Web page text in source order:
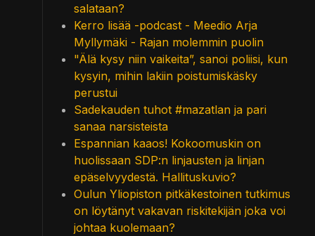
salataan?
Kerro lisää -podcast - Meedio Arja
Myllymäki - Rajan molemmin puolin
"Älä kysy niin vaikeita”, sanoi poliisi, kun
kysyin, mihin lakiin poistumiskäsky
perustui
Sadekauden tuhot #mazatlan ja pari
sanaa narsisteista
Espannian kaaos! Kokoomuskin on
huolissaan SDP:n linjausten ja linjan
epäselvyydestä. Hallituskuvio?
Oulun Yliopiston pitkäkestoinen tutkimus
on löytänyt vakavan riskitekijän joka voi
johtaa kuolemaan?